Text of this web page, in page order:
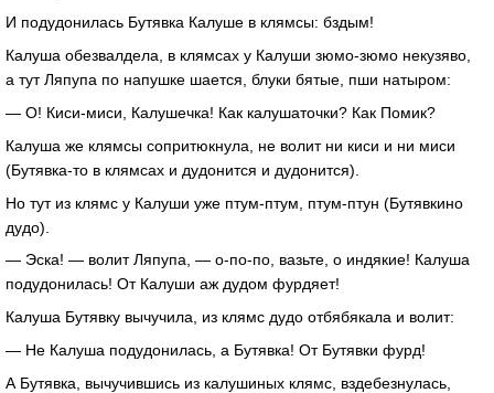
И подудонилась Бутявка Калуше в клямсы: бздым!
Калуша обезвалдела, в клямсах у Калуши зюмо-зюмо некузяво,
а тут Ляпупа по напушке шается, блуки бятые, пши натыром:
— О! Киси-миси , Калушечка! Как калушаточки? Как Помик?
Калуша же клямсы сопритюкнула, не волит ни киси и ни миси
(Бутявка-то в клямсах и дудонится и дудонится).
Но тут из клямс у Калуши уже птум-птум птум-птун (Бутявкино
дудо).
— Эска! — волит Ляпупа, — о-по-по, вазьте, о индякие! Калуша
подудонилась! От Калуши аж дудом фурдяет!
Калуша Бутявку вычучила, из клямс дудо отбябякала и волит:
— Не Калуша подудонилась, а Бутявка! От Бутявки фурд!
А Бутявка, вычучившись из калушиных клямс, вздебезнулась,